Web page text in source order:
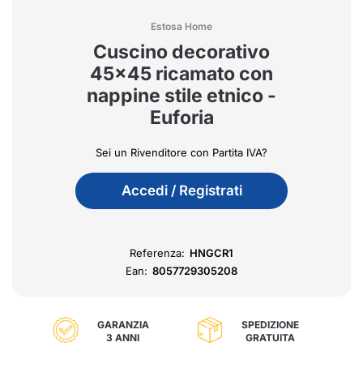
Estosa Home
Cuscino decorativo
45x45 ricamato con
nappine stile etnico -
Euforia
Sei un Rivenditore con Partita IVA?
Accedi / Registrati
Referenza: HNGCR1
Ean: 8057729305208
GARANZIA
3 ANNI
SPEDIZIONE
GRATUITA